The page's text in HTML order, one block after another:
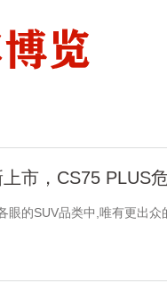
市，CS75 PLUS
的SUV品类中,唯有更出众